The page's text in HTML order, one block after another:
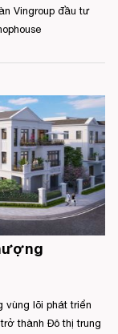
Vingroup đầu tư
vùng lõi phát triển
thành Đô thị trung